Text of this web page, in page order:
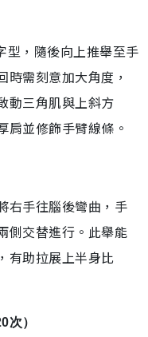
型，隨後向上推舉至手
需刻意加大角度，
動三角肌與上斜方
肩並修飾手臂線條。
右手往腦後彎曲，手
側交替進行。此舉能
有助拉展上半身比
次）